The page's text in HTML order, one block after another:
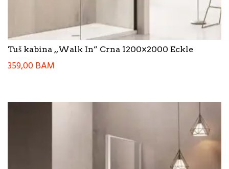
Tuš kabina ,,Walk In” Crna 1200×2000 Eckle
359,00BAM